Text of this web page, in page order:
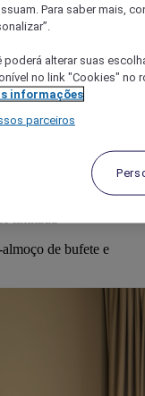
24 horas/dia
12 anos de idade.
(máximo de 1
limitada
de bufete e
Para saber mais,
poderá alterar suas
no link "Cookies" no
informações
parceiros